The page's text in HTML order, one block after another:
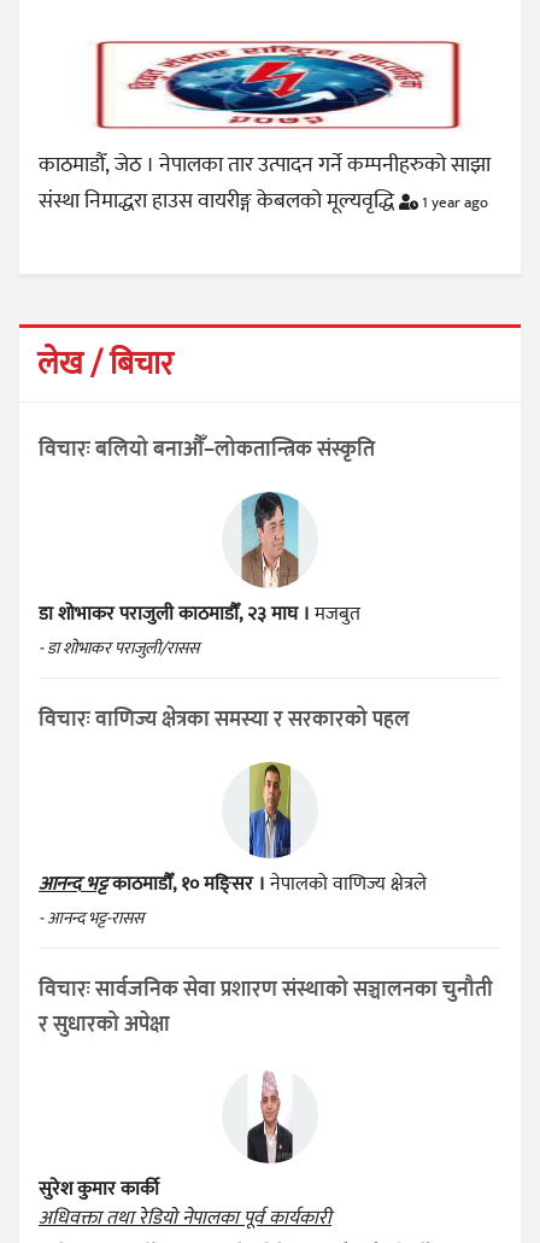
काठमाडौँ, जेठ । नेपालका तार उत्पादन गर्ने कम्पनीहरुको साझा
संस्था निमाद्धरा हाउस वायरीङ्ग केबलको मूल्यवृद्धि
1 year ago
लेख / बिचार
विचारः बलियो बनाऔँ–लोकतान्त्रिक संस्कृति
डा शोभाकर पराजुलीकाठमाडौँ, २३ माघ ।मजबुत
- डा शोभाकर पराजुली/रासस
विचारः वाणिज्य क्षेत्रका समस्या र सरकारको पहल
आनन्द भट्टकाठमाडौँ, १० मङ्सिर ।नेपालको वाणिज्य क्षेत्रले
- आनन्द भट्ट-रासस
विचारः सार्वजनिक सेवा प्रशारण संस्थाको सञ्चालनका चुनौती
र सुधारको अपेक्षा
सुरेश कुमार कार्की
अधिवक्ता तथा रेडियो नेपालका पूर्व कार्यकारी